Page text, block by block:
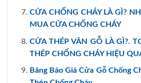
CỬA CHỐNG CHÁY LÀ GÌ?
MUA CỬA CHỐNG CHÁY
CỬA THÉP VÂN GỖ LÀ GÌ?.
THÉP CHỐNG CHÁY HIỆU
Bảng Báo Giá Cửa Gỗ Chống